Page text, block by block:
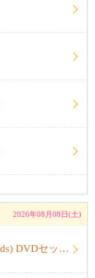
2026年08月08日(土)
ワールドワイドキッズ(worldwide kids) DVDセット 収納箱付き